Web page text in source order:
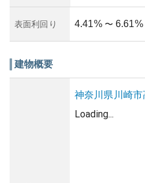
表面利回り 4.41% 〜 6.61%
建物概要
神奈川県 川崎
Loading...